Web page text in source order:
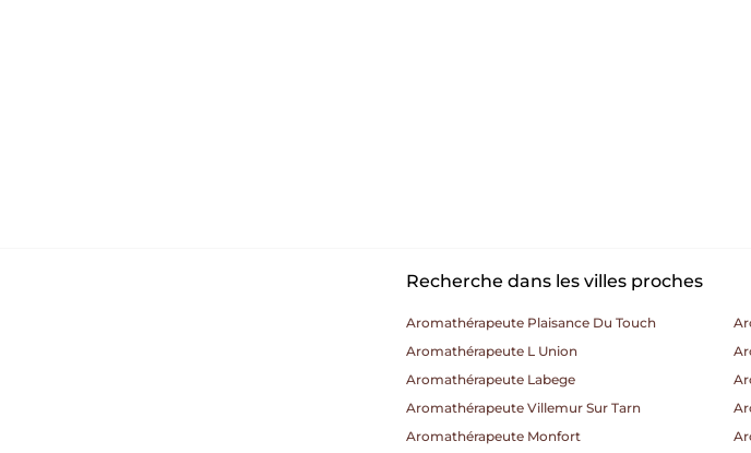
Recherche dans les villes proches
Aromathérapeute Plaisance Du Touch
Aromathérapeute L Union
Aromathérapeute Labege
Aromathérapeute Villemur Sur Tarn
Aromathérapeute Monfort